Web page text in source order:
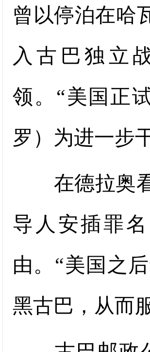
曾以停泊在哈
入古巴独立
领。“美国正
罗）为进一步
在德拉奥看
导人安插罪
由。“美国之
黑古巴，从而